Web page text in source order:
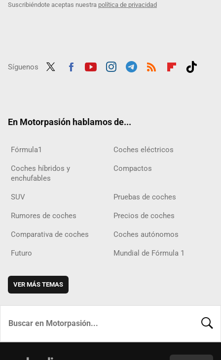
Suscribiéndote aceptas nuestra política de privacidad
Síguenos
En Motorpasión hablamos de...
Fórmula1 Coches eléctricos
Coches híbridos y
enchufables
Compactos
SUV Pruebas de coches
Rumores de coches Precios de coches
Comparativa de coches Coches autónomos
Futuro Mundial de Fórmula 1
VER MÁS TEMAS